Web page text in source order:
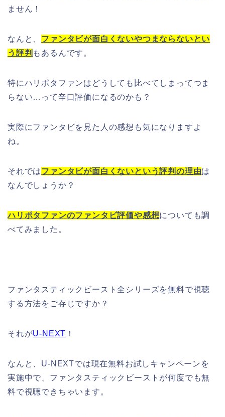
ません！
なんと、 ファンタビが面白くないやつまならないとい
う評判 もあるんです。
特にハリポタファンはどうしても比べてしまってつま
らない…って辛口評価になるのかも？
実際にファンタビを見た人の感想も気になりますよ
ね。
それではファンタビが面白くないという評判の理由は
なんでしょうか？
ハリポタファンのファンタビ評価や感想についても調
べてみました。
ファンタスティックビースト全シリーズを無料で視聴
する方法をご存じですか？
それがU-NEXT ！
なんと、U-NEXTでは現在無料お試しキャンペーンを
実施中で、ファンタスティックビーストが何度でも無
料で視聴できちゃいます。